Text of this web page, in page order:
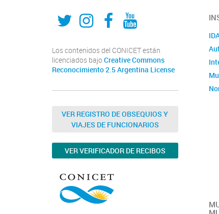
Twitter
Instagram
Fecebook
Youtube
Los contenidos del CONICET están
licenciados bajo Creative Commons
Reconocimiento 2.5 Argentina License
VER REGISTRO DE OBSEQUIOS Y
VIAJES DE FUNCIONARIOS
VER VERIFICADOR DE RECIBOS